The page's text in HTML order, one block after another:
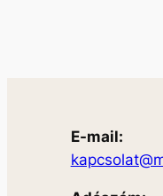
E-mail: